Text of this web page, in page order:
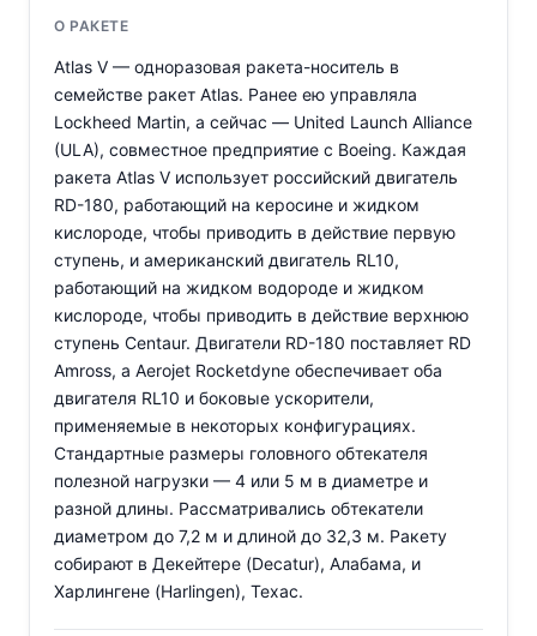
О РАКЕТЕ
Atlas V — одноразовая ракета-носитель в
семействе ракет Atlas. Ранее ею управляла
Lockheed Martin, а сейчас — United Launch Alliance
(ULA), совместное предприятие с Boeing. Каждая
ракета Atlas V использует российский двигатель
RD-180, работающий на керосине и жидком
кислороде, чтобы приводить в действие первую
ступень, и американский двигатель RL10,
работающий на жидком водороде и жидком
кислороде, чтобы приводить в действие верхнюю
ступень Centaur. Двигатели RD-180 поставляет RD
Amross, а Aerojet Rocketdyne обеспечивает оба
двигателя RL10 и боковые ускорители,
применяемые в некоторых конфигурациях.
Стандартные размеры головного обтекателя
полезной нагрузки — 4 или 5 м в диаметре и
разной длины. Рассматривались обтекатели
диаметром до 7,2 м и длиной до 32,3 м. Ракету
собирают в Декейтере (Decatur), Алабама, и
Харлингене (Harlingen), Техас.